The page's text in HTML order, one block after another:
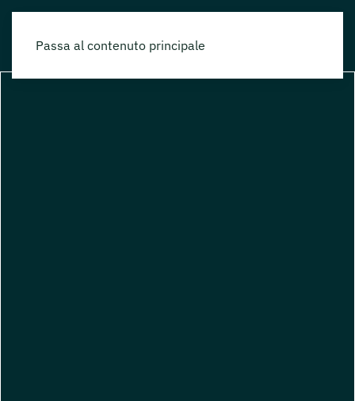
Passa al contenuto principale